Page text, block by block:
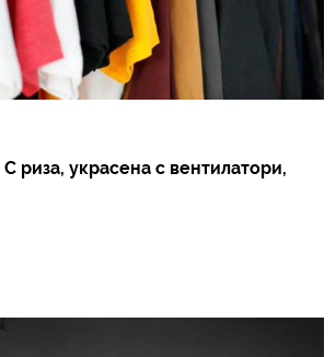
риза, украсена с вентилатори,